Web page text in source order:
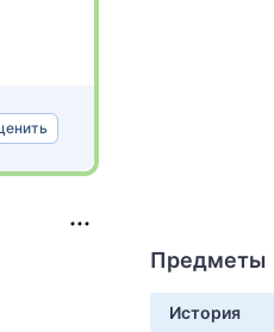
Предметы
История